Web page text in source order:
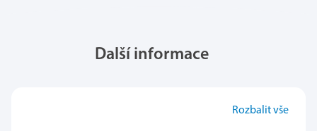
Další informace
Rozbalit vše